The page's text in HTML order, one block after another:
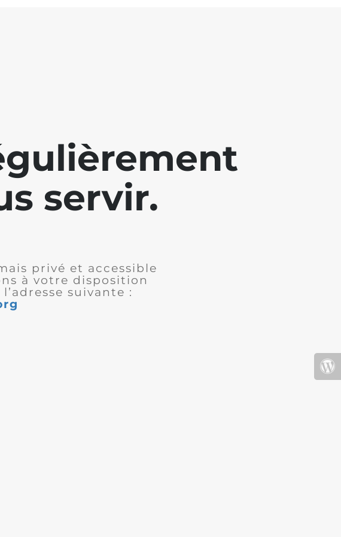
servir.
privé et accessible
à votre disposition
suivante :